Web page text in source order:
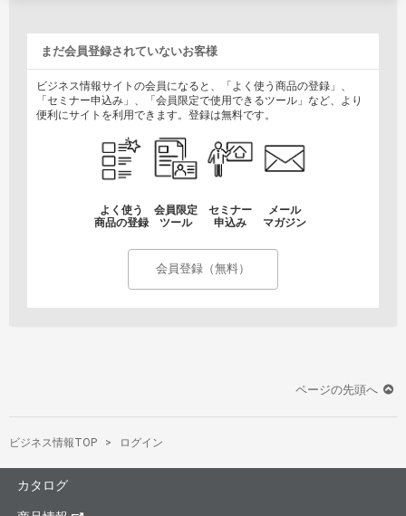
まだ会員登録されていないお客様
ビジネス情報サイトの会員になると、「よく使う商品の登録」、
「セミナー申込み」、「会員限定で使用できるツール」など、より
便利にサイトを利用できます。登録は無料です。
よく使う
商品の登録
会員限定
ツール
セミナー
申込み
メール
マガジン
会員登録（無料）
ページの先頭へ
ビジネス情報TOP ログイン
カタログ